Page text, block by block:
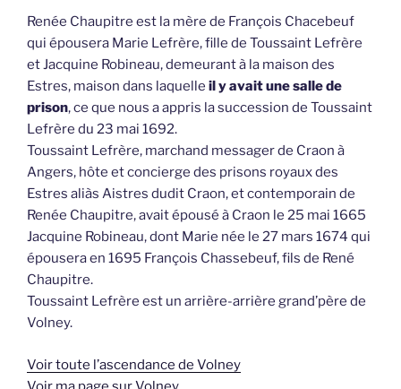
Renée Chaupitre est la mère de François Chacebeuf
qui épousera Marie Lefrère, fille de Toussaint Lefrère
et Jacquine Robineau, demeurant à la maison des
Estres, maison dans laquelle il y avait une salle de
prison, ce que nous a appris la succession de Toussaint
Lefrère du 23 mai 1692.
Toussaint Lefrère, marchand messager de Craon à
Angers, hôte et concierge des prisons royaux des
Estres aliàs Aistres dudit Craon, et contemporain de
Renée Chaupitre, avait épousé à Craon le 25 mai 1665
Jacquine Robineau, dont Marie née le 27 mars 1674 qui
épousera en 1695 François Chassebeuf, fils de René
Chaupitre.
Toussaint Lefrère est un arrière-arrière grand’père de
Volney.
Voir toute l’ascendance de Volney